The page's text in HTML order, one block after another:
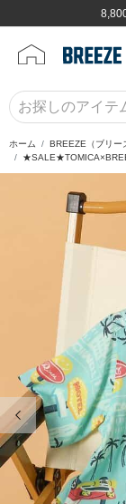
ほぼ
ほぼ
ホーム BREEZE（ブリー
前の画像